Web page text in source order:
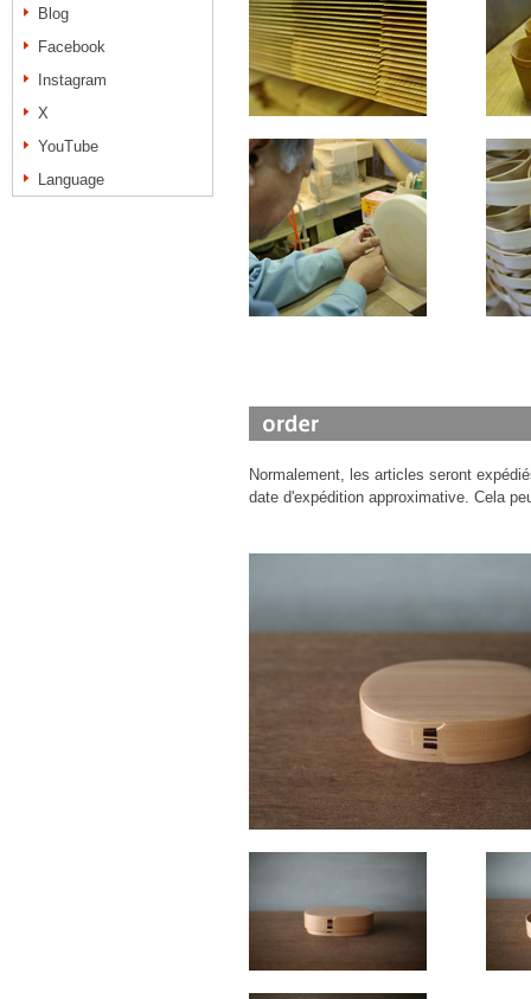
Blog
Facebook
Instagram
X
YouTube
Language
Normalement, les articles seront
date d'expédition approximative. Cela